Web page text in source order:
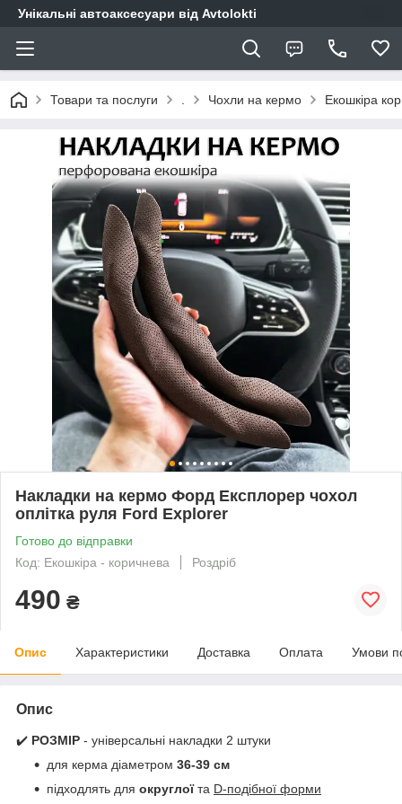
Унікальні автоаксесуари від Avtolokti
Товари та послуги Чохли на кермо Екошкіра
Накладки на кермо Форд Експлорер чохол
оплітка руля Ford Explorer
Готово до відправки
Код: Екошкіра - коричнева
Роздріб
490 ₴
Опис Характеристики Доставка Оплата Умови
Опис
✔️ РОЗМІР - універсальні накладки 2 штуки
для керма діаметром 36-39 см
підходлять для округлоїта D-подібної форми